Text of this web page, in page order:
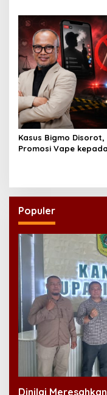
Dinilai Penting Hadapi
Bonus Demografi
Kasus Bigmo Disorot,
Promosi Vape
Populer
Dinilai